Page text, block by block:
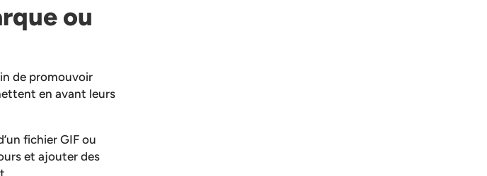
ou
de promouvoir
en avant leurs
fichier GIF ou
et ajouter des